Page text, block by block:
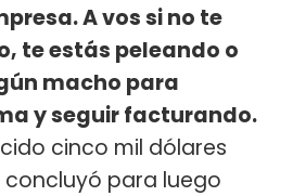
A vos si no te
te estás peleando o
macho para
y seguir facturando.
cinco mil dólares
concluyó para luego